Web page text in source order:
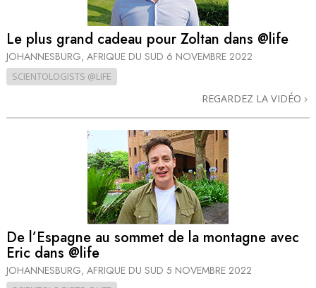
Le plus grand cadeau pour Zoltan dans @life
JOHANNESBURG, AFRIQUE DU SUD 6 NOVEMBRE 2022
SCIENTOLOGISTS @LIFE
REGARDEZ LA VIDÉO
De l’Espagne au sommet de la montagne avec
Eric dans @life
JOHANNESBURG, AFRIQUE DU SUD 5 NOVEMBRE 2022